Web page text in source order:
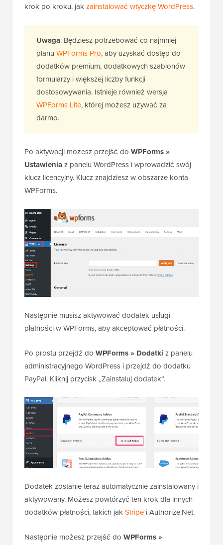
krok po kroku, jakzainstalować wtyczkę WordPress.
Uwaga: Będziesz potrzebować co najmniej
planu WPForms Pro, aby uzyskać dostęp do
dodatków premium, dodatkowych szablonów
formularzy i większej liczby funkcji
dostosowywania. Istnieje również wersja
WPForms Lite, której możesz używać za
darmo.
Po aktywacji możesz przejść do WPForms »
Ustawieniaz panelu WordPress i wprowadzić swój
klucz licencyjny. Klucz znajdziesz w obszarze konta
WPForms.
Następnie musisz aktywować dodatek usługi
płatności w WPForms, aby akceptować płatności.
Po prostu przejdź do WPForms » Dodatki z panelu
administracyjnego WordPress i przejdź do dodatku
PayPal. Kliknij przycisk „Zainstaluj dodatek”.
Dodatek zostanie teraz automatycznie zainstalowany i
aktywowany. Możesz powtórzyć ten krok dla innych
dodatków płatności, takich jakStripe i Authorize.Net.
Następnie możesz przejść do WPForms »